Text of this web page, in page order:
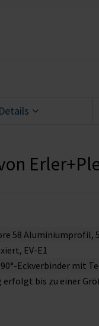
58 Aluminiumprofil,
EV-E1
90°-Eckverbinder mit
erfolgt bis zu einer